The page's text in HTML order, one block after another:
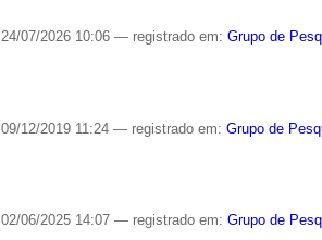
24/07/2026 10:06— registrado em:Grupo de
09/12/2019 11:24— registrado em:Grupo de
02/06/2025 14:07— registrado em:Grupo de